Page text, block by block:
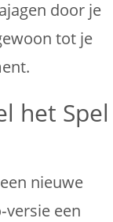
door je
tot je
het Spel
nieuwe
een